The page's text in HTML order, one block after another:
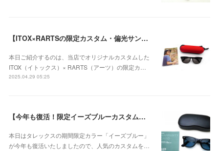
【ITOX×RARTSの限定カスタム・偏光サングラス】ITOX × RARTS ITO-01の「グラファイトグレー」が登場！
本日ご紹介するのは、当店でオリジナルカスタムした
ITOX（イトックス）× RARTS（アーツ）の限定カ…
2025.04.29 05:25
【今年も復活！限定イーズブルーカスタムサングラス】Ray-Ban × TALEX限定カスタム・偏光サングラス Ray-Ban WAYFARER RB5121F / TALEX イーズブルーのご紹介。
本日はタレックスの期間限定カラー「イーズブルー」
が今年も復活いたしましたので、人気のカスタムを…